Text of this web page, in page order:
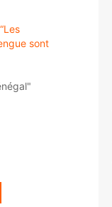
sont